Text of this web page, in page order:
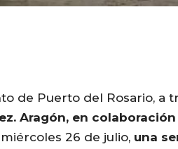
de Puerto del Rosario, a
Aragón, en
26 de julio, una